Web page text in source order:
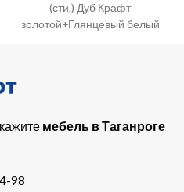
(сти.) Дуб Крафт
золотой+Глянцевый белый
мебель в Таганроге
98